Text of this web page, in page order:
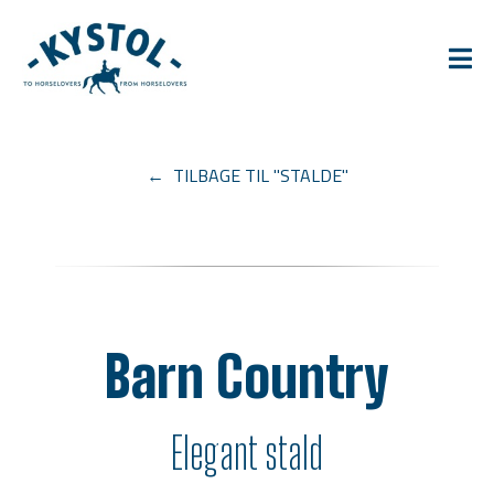
← TILBAGE TIL "STALDE"
Barn Country
Elegant stald